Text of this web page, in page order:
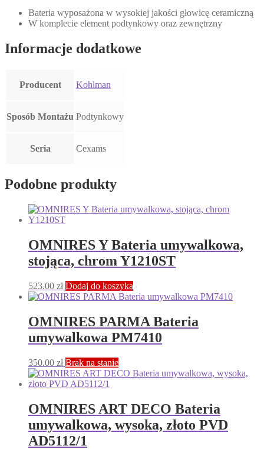
Bateria wyposażona w wysokiej jakości głowicę ceramiczną
W komplecie element podtynkowy oraz zewnętrzny
Informacje dodatkowe
Producent Kohlman
Sposób Montażu Podtynkowy
Seria Cexams
Podobne produkty
OMNIRES Y Bateria umywalkowa,
stojąca, chrom Y1210ST
523.00 zł Dodaj do koszyka
OMNIRES PARMA Bateria
umywalkowa PM7410
350.00 zł Brak na stanie
OMNIRES ART DECO Bateria
umywalkowa, wysoka, złoto PVD
AD5112/1